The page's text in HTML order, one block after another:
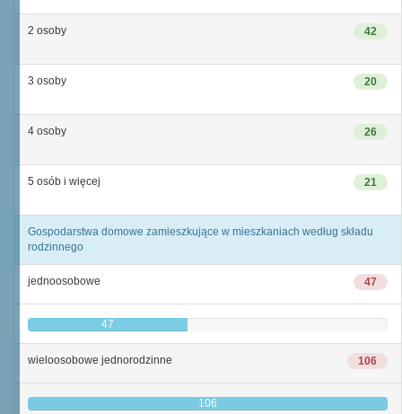
42
2 osoby
20
3 osoby
26
4 osoby
21
5 osób i więcej
Gospodarstwa domowe zamieszkujące w mieszkaniach według składu
rodzinnego
47
jednoosobowe
47
106
wieloosobowe jednorodzinne
106